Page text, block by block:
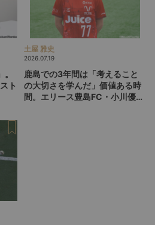
ト
土屋 雅史
2026.07.19
鹿島での3年間は「考えること
の大切さを学んだ」価値ある時
間。エリース豊島FC・小川優介